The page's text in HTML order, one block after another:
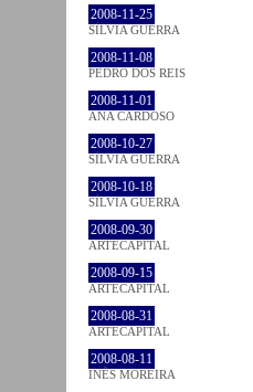
2008-11-25
SÍLVIA GUERRA
2008-11-08
PEDRO DOS REIS
2008-11-01
ANA CARDOSO
2008-10-27
SÍLVIA GUERRA
2008-10-18
SÍLVIA GUERRA
2008-09-30
ARTECAPITAL
2008-09-15
ARTECAPITAL
2008-08-31
ARTECAPITAL
2008-08-11
INÊS MOREIRA